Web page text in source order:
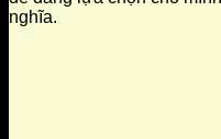
nghĩa.